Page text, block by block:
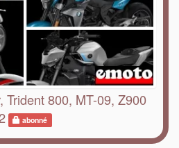
Trident 800, MT-09, Z900
abonné